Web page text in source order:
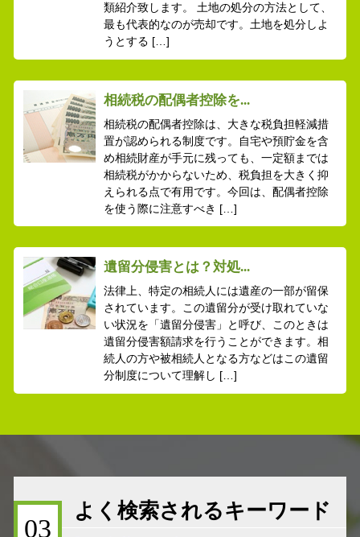
類紹介致します。 土地の処分の方法として、
最も代表的なのが売却です。土地を処分しよ
うとする […]
相続税の配偶者控除を...
相続税の配偶者控除は、大きな税負担軽減措
置が認められる制度です。自宅や預貯金を含
め相続財産が手元に残っても、一定額までは
相続税がかからないため、税負担を大きく抑
えられる点で有用です。今回は、配偶者控除
を使う際に注意すべき […]
遺留分侵害とは？対処...
法律上、特定の相続人には遺産の一部が留保
されています。この遺留分が受け取れていな
い状況を「遺留分侵害」と呼び、このときは
遺留分侵害額請求を行うことができます。相
続人の方や被相続人となる方などはこの遺留
分制度について理解し […]
03
よく検索されるキーワード